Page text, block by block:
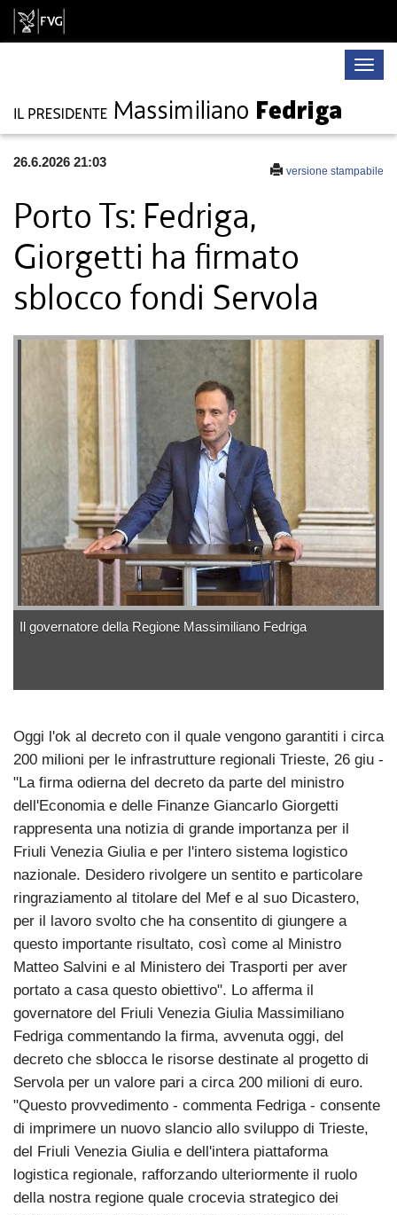
Toggle
versione stampabile
26.6.2026 21:03
Porto Ts: Fedriga,
Giorgetti ha firmato
sblocco fondi Servola
Il governatore della Regione Massimiliano Fedriga
Oggi l'ok al decreto con il quale vengono garantiti i circa
200 milioni per le infrastrutture regionali Trieste, 26 giu -
"La firma odierna del decreto da parte del ministro
dell'Economia e delle Finanze Giancarlo Giorgetti
rappresenta una notizia di grande importanza per il
Friuli Venezia Giulia e per l'intero sistema logistico
nazionale. Desidero rivolgere un sentito e particolare
ringraziamento al titolare del Mef e al suo Dicastero,
per il lavoro svolto che ha consentito di giungere a
questo importante risultato, così come al Ministro
Matteo Salvini e al Ministero dei Trasporti per aver
portato a casa questo obiettivo". Lo afferma il
governatore del Friuli Venezia Giulia Massimiliano
Fedriga commentando la firma, avvenuta oggi, del
decreto che sblocca le risorse destinate al progetto di
Servola per un valore pari a circa 200 milioni di euro.
"Questo provvedimento - commenta Fedriga - consente
di imprimere un nuovo slancio allo sviluppo di Trieste,
del Friuli Venezia Giulia e dell'intera piattaforma
logistica regionale, rafforzando ulteriormente il ruolo
della nostra regione quale crocevia strategico dei